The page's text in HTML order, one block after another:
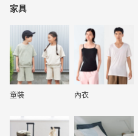
家具
童裝 內衣